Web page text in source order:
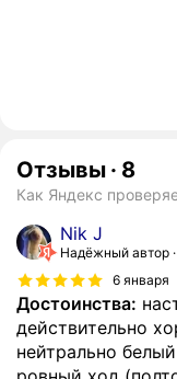
Отзывы · 8
Как Яндекс
Nik J
Надёжный автор
6 января
Достоинства:
действительно
нейтрально